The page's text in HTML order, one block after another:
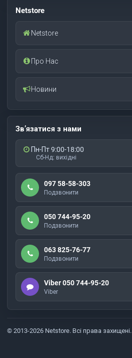
Netstore
Netstore
Про Нас
Новини
Зв’язатися з нами
Пн-Пт 9:00-18:00
Сб-Нд: вихідні
097 58-58-303
Подзвонити
050 744-95-20
Подзвонити
063 825-76-77
Подзвонити
Viber 050 744-95-20
Viber
© 2013-2026 Netstore. Всі права захищені.